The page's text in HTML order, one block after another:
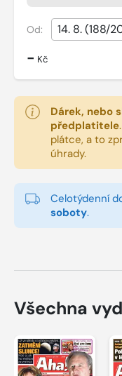
Od:
- Kč
Dárek, nebo
předplatitele.
plátce, a to
úhrady.
Celotýdenní
soboty.
Všechna